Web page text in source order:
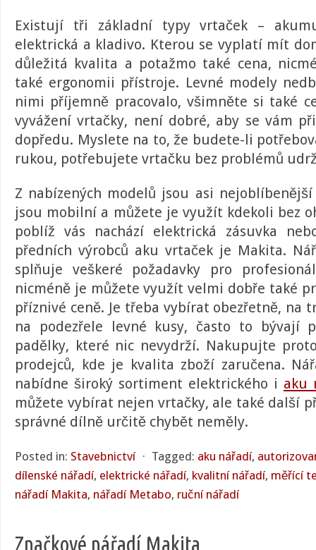
Existují tři základní typy vrtaček –
elektrická a kladivo. Kterou se vyplatí mít
důležitá kvalita a potažmo také cena,
také ergonomii přístroje. Levné modely
nimi příjemně pracovalo, všimněte si také
vyváženívrtačky, není dobré, aby se vám
dopředu. Myslete na to, že budete-li
rukou, potřebujete vrtačku bez problémů
Z nabízených modelů jsou asi
jsou mobilní a můžete je využít kdekoli bez
poblíž vás nachází elektrická zásuvka
předních výrobců aku vrtaček je Makita.
splňuje veškeré požadavky pro
nicméně je můžete využít velmi dobře také
příznivé ceně. Je třeba vybírat obezřetně, na
na podezřele levné kusy, často to bývají
padělky, které nic nevydrží. Nakupujte
prodejců, kde je kvalita zboží zaručena.
nabídne široký sortiment elektrického i aku
můžete vybírat nejen vrtačky, ale také další
správné dílně určitě chybět neměly.
Posted in: Stavebnictví ⋅ Tagged: aku nářadí,
dílenské nářadí, elektrické nářadí, kvalitní nářadí, měřící
nářadí Makita, nářadí Metabo, ruční nářadí
Značkové nářadí Makita